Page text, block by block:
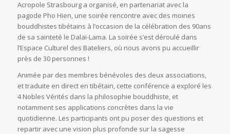
Acropole Strasbourg a organisé, en partenariat avec la
pagode Pho Hien, une soirée rencontre avec des moines
bouddhistes tibétains à l’occasion de la célébration des 90ans
de sa sainteté le Dalaï-Lama. La soirée s’est déroulé dans
l’Espace Culturel des Bateliers, où nous avons pu accueillir
près de 30 personnes !
Animée par des membres bénévoles des deux associations,
et traduite en direct en tibétain, cette conférence a exploré les
4 Nobles Vérités dans la philosophie bouddhiste, et
notamment ses applications concrètes dans la vie
quotidienne. Les participants ont pu poser des questions et
repartir avec une vision plus profonde sur la sagesse